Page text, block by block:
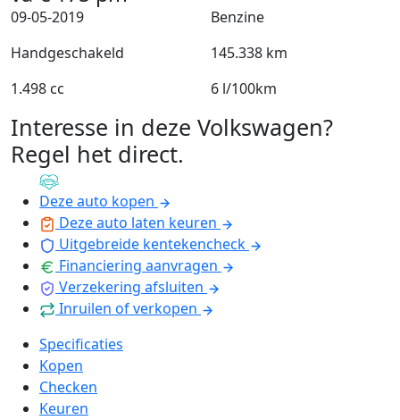
09-05-2019
Benzine
Handgeschakeld
145.338 km
1.498 cc
6 l/100km
Interesse in deze Volkswagen?
Regel het direct.
Deze auto kopen
Deze auto laten keuren
Uitgebreide kentekencheck
Financiering aanvragen
Verzekering afsluiten
Inruilen of verkopen
Specificaties
Kopen
Checken
Keuren